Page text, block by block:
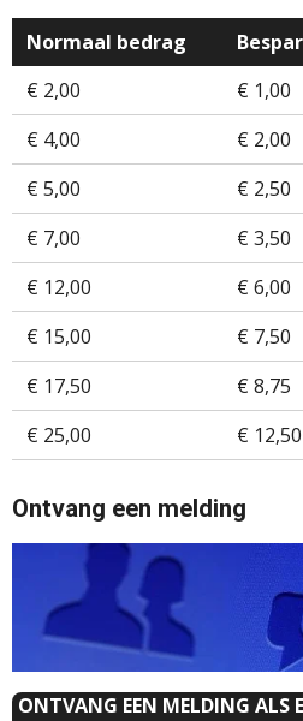
Normaal bedrag
€ 2,00
€ 1,00
€ 4,00
€ 2,00
€ 5,00
€ 2,50
€ 7,00
€ 3,50
€ 12,00
€ 6,00
€ 15,00
€ 7,50
€ 17,50
€ 8,75
€ 25,00
€ 12,50
Ontvang een melding
ONTVANG EEN MELDING ALS